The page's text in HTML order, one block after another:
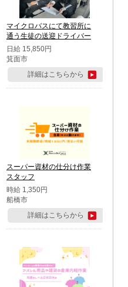
マイクロバスにて教習所に
通う生徒の送迎ドライバー
日給 15,850円
箕面市
詳細はこちらから
スーパー資材の仕分け作業
スタッフ
時給 1,350円
船橋市
詳細はこちらから